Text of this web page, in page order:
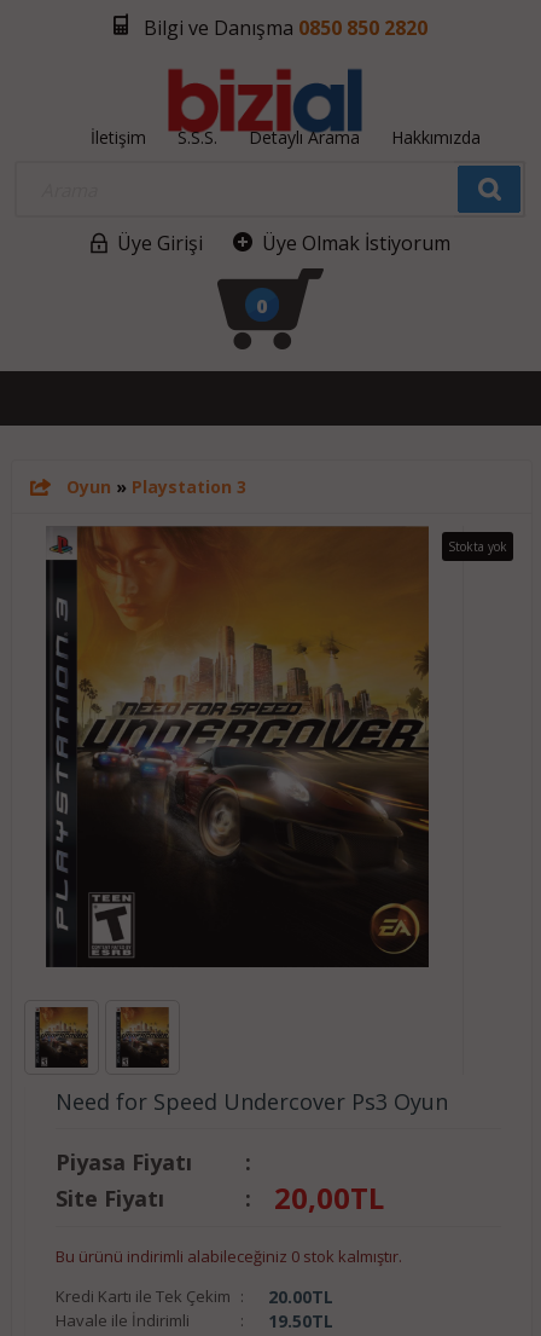
Bilgi ve Danışma 0850 850 2820
İletişim S.S.S. Detaylı Arama Hakkımızda
Üye Girişi Üye Olmak İstiyorum
0
Oyun » Playstation 3
Stokta yok
Need for Speed Undercover Ps3 Oyun
Piyasa Fiyatı
:
Site Fiyatı
: 20,00TL
Bu ürünü indirimli alabileceğiniz 0 stok kalmıştır.
Kredi Kartı ile Tek Çekim : 20.00TL
Havale ile İndirimli : 19.50TL